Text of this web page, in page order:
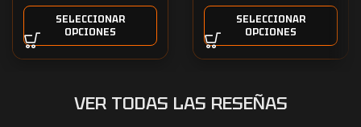
SELECCIONAR
OPCIONES
SELECCIONAR
OPCIONES
VER TODAS LAS RESEÑAS